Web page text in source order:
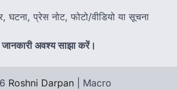
घटना, प्रेस नोट, फोटो/वीडियो या सूचना
अवश्य साझा करें।
Roshni Darpan | Macro